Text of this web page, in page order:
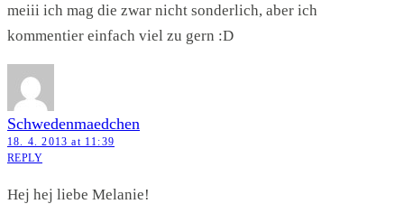
meiii ich mag die zwar nicht sonderlich, aber ich
kommentier einfach viel zu gern :D
Schwedenmaedchen
18. 4. 2013 at 11:39
REPLY
Hej hej liebe Melanie!